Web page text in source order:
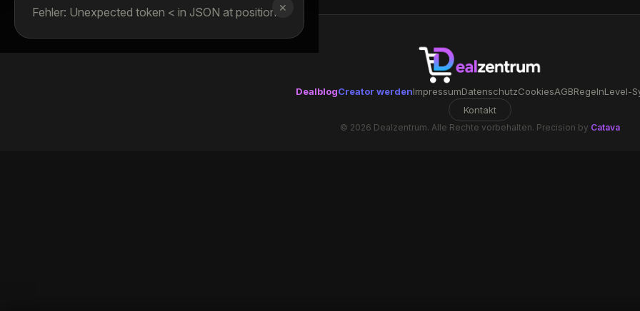
✕
Fehler: Unexpected token < in JSON at position 0
DealblogCreator werdenImpressumDatenschutzCookiesAGBRegelnLevel-
Kontakt
© 2026 Dealzentrum. Alle Rechte vorbehalten. Precision by Catava